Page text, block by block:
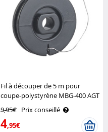
Fil à découper de 5 m pour
coupe-polystyrène MBG-400 AGT
9,95€ Prix conseillé
4,95€